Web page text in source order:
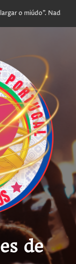
o miúdo”. Nadador-
de